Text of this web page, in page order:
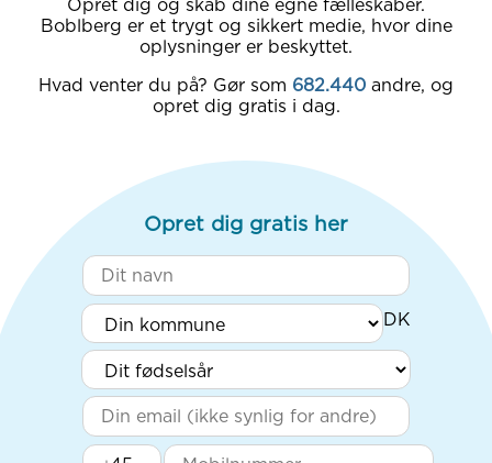
Opret dig og skab dine egne fælleskaber.
Boblberg er et trygt og sikkert medie, hvor dine
oplysninger er beskyttet.
Hvad venter du på? Gør som 682.440 andre, og
opret dig gratis i dag.
Opret dig gratis her